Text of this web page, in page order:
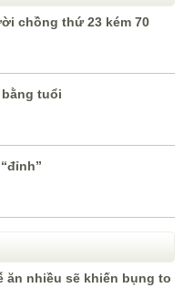
chồng thứ 23 kém 70
tuổi
ăn nhiều sẽ khiến bụng to